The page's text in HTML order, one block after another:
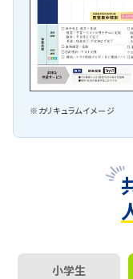
※カリキュラムイメージ
小学生